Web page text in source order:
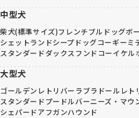
中型犬
柴犬(標準サイズ)フレンチブルドッグボ
シェットランドシープドッグコーギーミ
スタンダードダックスフンドコーイケル
大型犬
ゴールデンレトリバー ラブラドールレト
スタンダードプードルバーニーズ・マウ
シェパードアフガンハウンド